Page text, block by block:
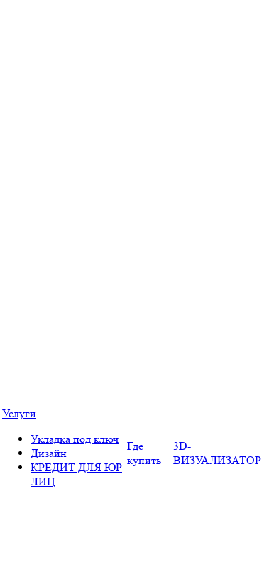
Услуги
Укладка под ключ
Дизайн
КРЕДИТ ДЛЯ ЮР
ЛИЦ
Где
купить
3D-
ВИЗУАЛИЗАТОР